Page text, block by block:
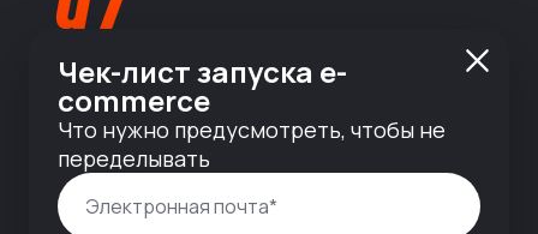
info@nineseven.ru
© 2010 — 2026 ООО «Найнсевен», УНП 191376768,
ИНН 9710142077, КПП 771001001, ОГРН
1247700831377
Чек-лист запуска e-
commerce
Что нужно предусмотреть, чтобы не
переделывать